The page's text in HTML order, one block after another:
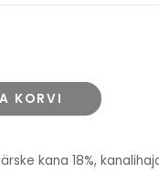
KORVI
kana 18%,